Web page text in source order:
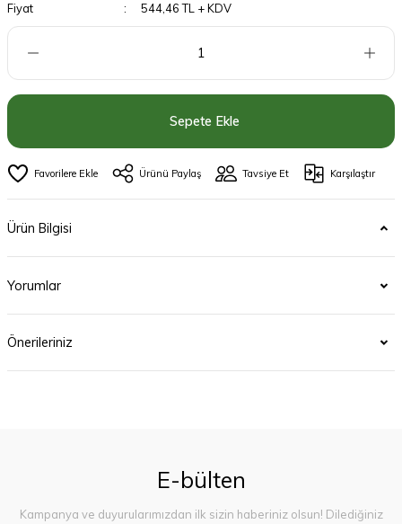
Fiyat
544,46 TL + KDV
Sepete Ekle
Ürünü Paylaş Tavsiye Et Karşılaştır
Ürün Bilgisi
Yorumlar
Önerileriniz
E-bülten
Kampanya ve duyurularımızdan ilk sizin haberiniz olsun! Dilediğiniz